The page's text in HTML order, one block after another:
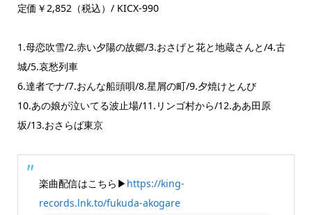
定価￥2,852（税込）/ KICX-990
1.母恋吹雪/2.赤い夕陽の故郷/3.おさげと花と地蔵さんと/4.古
城/5.哀愁列車
6.達者でナ/7.おんな船頭唄/8.星屑の町/9.夕焼けとんび
10.あの娘が泣いてる波止場/11.リンゴ村から/12.ああ田原
坂/13.おさらば東京
楽曲配信はこちら▶ https://king-
records.lnk.to/fukuda-akogare